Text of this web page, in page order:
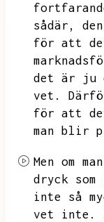
sådär,
för att
det är ju
vet.
för att
man blir
Men om
dryck som
inte så
vet inte.